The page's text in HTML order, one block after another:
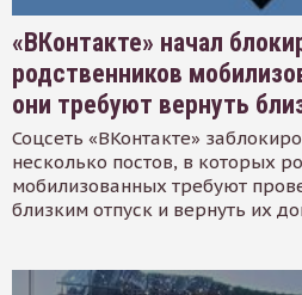
«ВКонтакте» начал
родственников
они требуют вернуть
Соцсеть «ВКонтакте»
несколько постов, в которых
мобилизованных требуют
близким отпуск и вернуть их